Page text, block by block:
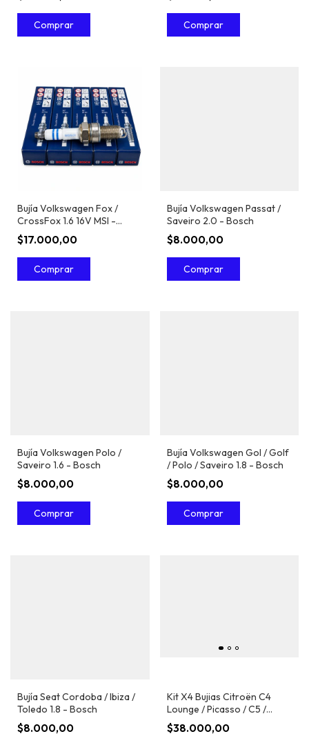
Bujía Volkswagen Fox /
CrossFox 1.6 16V MSI -
Bosch
$17.000,00
Bujía Volkswagen Passat /
Saveiro 2.0 - Bosch
$8.000,00
Bujía Volkswagen Polo /
Saveiro 1.6 - Bosch
$8.000,00
Bujía Volkswagen Gol / Golf
/ Polo / Saveiro 1.8 - Bosch
$8.000,00
Bujía Seat Cordoba / Ibiza /
Toledo 1.8 - Bosch
$8.000,00
Kit X4 Bujias Citroën C4
Lounge / Picasso / C5 /
Xsara 1.6 16v / 2.0 16v - Ngk
$38.000,00